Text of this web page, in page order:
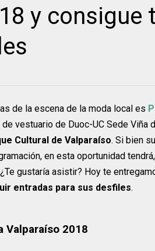
y consigue
de la escena de la moda local es
vestuario de Duoc-UC Sede Viña
Cultural de Valparaíso. Si bien
en esta oportunidad
gustaría asistir? Hoy te
entradas para sus desfiles.
Valparaíso 2018